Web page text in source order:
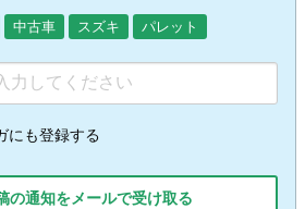
中古車 スズキ パレット
にも登録する
の通知をメールで受け取る